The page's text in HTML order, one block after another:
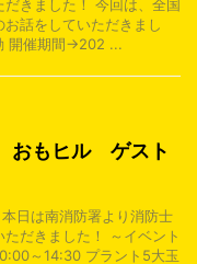
きました！ 今回は、全国
話をしていただきまし
開催期間→202 ...
もヒル ゲスト
日は南消防署より消防士
だきました！ ～イベント
～14:30 プラント5大玉